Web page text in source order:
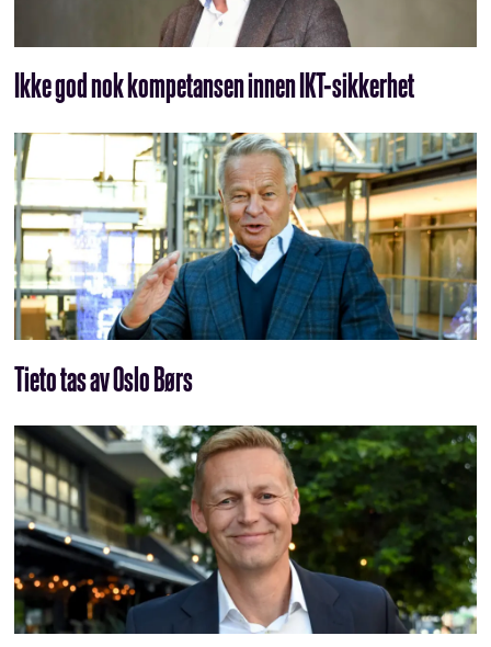
Ikke god nok kompetansen innen IKT-sikkerhet
Tieto tas av Oslo Børs